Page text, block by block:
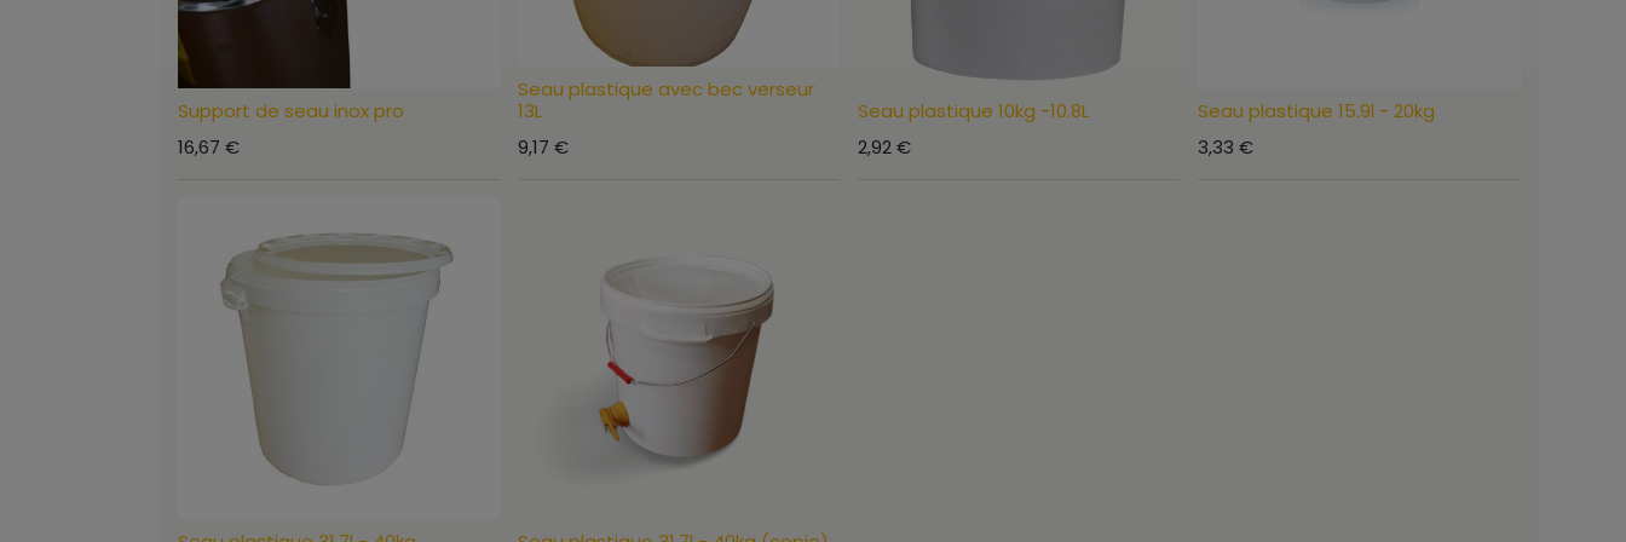
Support de seau inox pro
16,67 €
Seau plastique avec bec verseur
13L
9,17 €
Seau plastique 10kg -10.8L
2,92€
Seau plastique 15.9l - 20kg
3,33 €